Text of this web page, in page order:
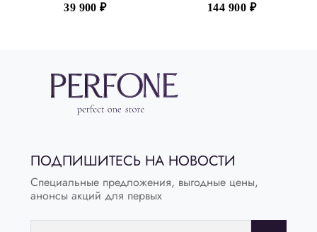
39 900 ₽ 144 900 ₽
ПОДПИШИТЕСЬ НА НОВОСТИ
Специальные предложения, выгодные цены,
анонсы акций для первых